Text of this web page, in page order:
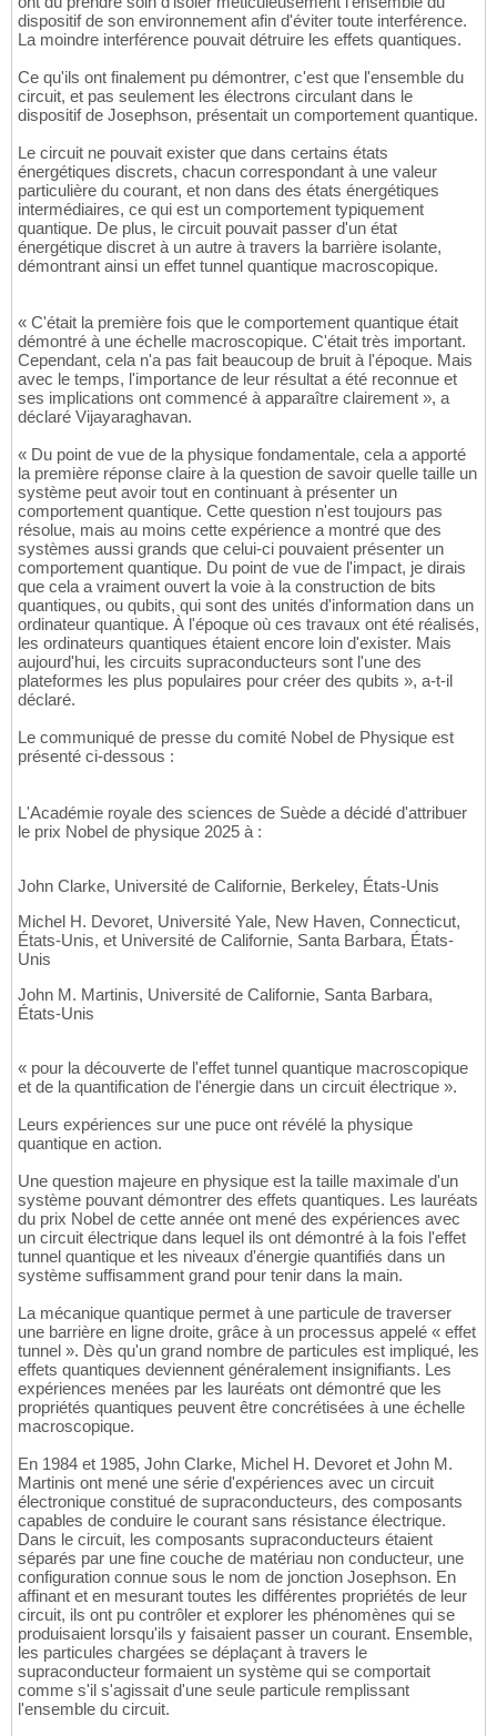
dispositif de son environnement afin d'éviter toute interférence.
La moindre interférence pouvait détruire les effets quantiques.
Ce qu'ils ont finalement pu démontrer, c'est que l'ensemble du
circuit, et pas seulement les électrons circulant dans le
dispositif de Josephson, présentait un comportement quantique.
Le circuit ne pouvait exister que dans certains états
énergétiques discrets, chacun correspondant à une valeur
particulière du courant, et non dans des états énergétiques
intermédiaires, ce qui est un comportement typiquement
quantique. De plus, le circuit pouvait passer d'un état
énergétique discret à un autre à travers la barrière isolante,
démontrant ainsi un effet tunnel quantique macroscopique.
« C'était la première fois que le comportement quantique était
démontré à une échelle macroscopique. C'était très important.
Cependant, cela n'a pas fait beaucoup de bruit à l'époque. Mais
avec le temps, l'importance de leur résultat a été reconnue et
ses implications ont commencé à apparaître clairement », a
déclaré Vijayaraghavan.
« Du point de vue de la physique fondamentale, cela a apporté
la première réponse claire à la question de savoir quelle taille un
système peut avoir tout en continuant à présenter un
comportement quantique. Cette question n'est toujours pas
résolue, mais au moins cette expérience a montré que des
systèmes aussi grands que celui-ci pouvaient présenter un
comportement quantique. Du point de vue de l'impact, je dirais
que cela a vraiment ouvert la voie à la construction de bits
quantiques, ou qubits, qui sont des unités d'information dans un
ordinateur quantique. À l'époque où ces travaux ont été réalisés,
les ordinateurs quantiques étaient encore loin d'exister. Mais
aujourd'hui, les circuits supraconducteurs sont l'une des
plateformes les plus populaires pour créer des qubits », a-t-il
déclaré.
Le communiqué de presse du comité Nobel de Physique est
présenté ci-dessous :
L'Académie royale des sciences de Suède a décidé d'attribuer
le prix Nobel de physique 2025 à :
John Clarke, Université de Californie, Berkeley, États-Unis
Michel H. Devoret, Université Yale, New Haven, Connecticut,
États-Unis, et Université de Californie, Santa Barbara, États-
Unis
John M. Martinis, Université de Californie, Santa Barbara,
États-Unis
« pour la découverte de l'effet tunnel quantique macroscopique
et de la quantification de l'énergie dans un circuit électrique ».
Leurs expériences sur une puce ont révélé la physique
quantique en action.
Une question majeure en physique est la taille maximale d'un
système pouvant démontrer des effets quantiques. Les lauréats
du prix Nobel de cette année ont mené des expériences avec
un circuit électrique dans lequel ils ont démontré à la fois l'effet
tunnel quantique et les niveaux d'énergie quantifiés dans un
système suffisamment grand pour tenir dans la main.
La mécanique quantique permet à une particule de traverser
une barrière en ligne droite, grâce à un processus appelé « effet
tunnel ». Dès qu'un grand nombre de particules est impliqué, les
effets quantiques deviennent généralement insignifiants. Les
expériences menées par les lauréats ont démontré que les
propriétés quantiques peuvent être concrétisées à une échelle
macroscopique.
En 1984 et 1985, John Clarke, Michel H. Devoret et John M.
Martinis ont mené une série d'expériences avec un circuit
électronique constitué de supraconducteurs, des composants
capables de conduire le courant sans résistance électrique.
Dans le circuit, les composants supraconducteurs étaient
séparés par une fine couche de matériau non conducteur, une
configuration connue sous le nom de jonction Josephson. En
affinant et en mesurant toutes les différentes propriétés de leur
circuit, ils ont pu contrôler et explorer les phénomènes qui se
produisaient lorsqu'ils y faisaient passer un courant. Ensemble,
les particules chargées se déplaçant à travers le
supraconducteur formaient un système qui se comportait
comme s'il s'agissait d'une seule particule remplissant
l'ensemble du circuit.